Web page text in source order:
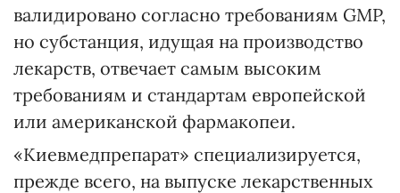
валидировано согласно требованиям GMP,
но субстанция, идущая на производство
лекарств, отвечает самым высоким
требованиям и стандартам европейской
или американской фармакопеи.
«Киевмедпрепарат» специализируется,
прежде всего, на выпуске лекарственных